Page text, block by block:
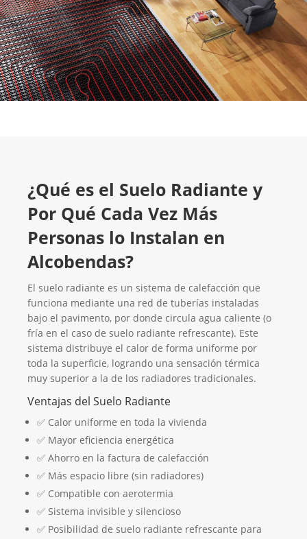
¿Qué es el Suelo Radiante y
Por Qué Cada Vez Más
Personas lo Instalan en
Alcobendas?
El suelo radiante es un sistema de calefacción que
funciona mediante una red de tuberías instaladas
bajo el pavimento, por donde circula agua caliente (o
fría en el caso de suelo radiante refrescante). Este
sistema distribuye el calor de forma uniforme por
toda la superficie, logrando una sensación térmica
muy superior a la de los radiadores tradicionales.
Ventajas del Suelo Radiante
✅ Calor uniforme en toda la vivienda
✅ Mayor eficiencia energética
✅ Ahorro en la factura de calefacción
✅ Más espacio libre (sin radiadores)
✅ Compatible con aerotermia
✅ Sistema invisible y silencioso
✅ Posibilidad de suelo radiante refrescante para